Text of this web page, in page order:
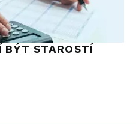
BÝT STAROSTÍ